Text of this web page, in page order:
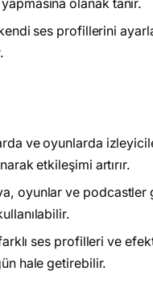
olanak tanır.
ses profillerini
ve oyunlarda
etkileşimi artırır.
oyunlar ve podcastler
farklı ses profilleri ve
hale getirebilir.